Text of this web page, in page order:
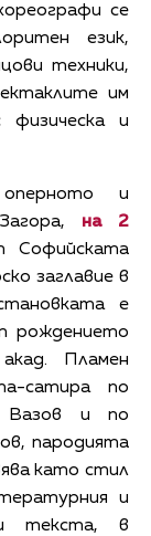
се
език,
техники,
им
физическа и
и
на 2
заглавие в
е
рождението
Пламен
сатира по
Вазов и по
пародията
като стил
и
текста, в